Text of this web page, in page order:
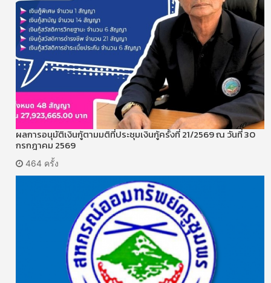
ผลการอนุมัติเงินกู้ตามมติที่ประชุมเงินกู้ครั้งที่ 21/2569 ณ วันที่ 30
กรกฎาคม 2569
464 ครั้ง